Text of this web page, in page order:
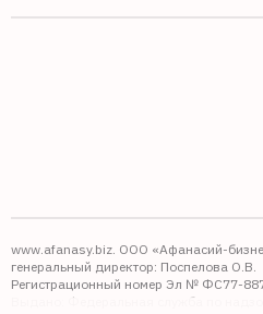
www.afanasy.biz. ООО «Афанасий-
генеральный директор: Поспелова О.В.
Регистрационный номер Эл № ФС77-
Выдано: Федеральная служба по